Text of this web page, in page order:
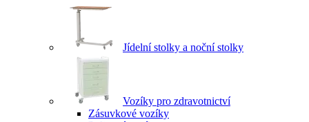
Jídelní stolky a noční stolky
Vozíky pro zdravotnictví
Zásuvkové vozíky